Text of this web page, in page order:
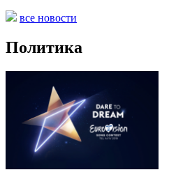
все новости
Политика